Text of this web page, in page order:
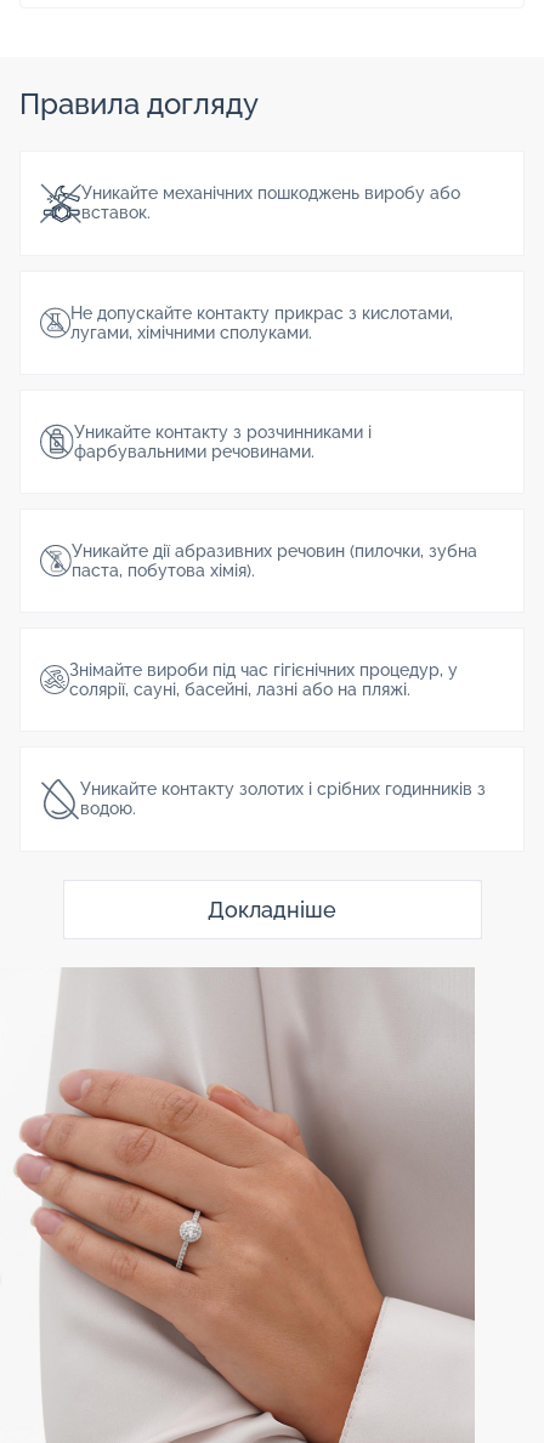
Правила догляду
Уникайте механічних пошкоджень виробу або
вставок.
Не допускайте контакту прикрас з кислотами,
лугами, хімічними сполуками.
Уникайте контакту з розчинниками і
фарбувальними речовинами.
Уникайте дії абразивних речовин (пилочки, зубна
паста, побутова хімія).
Знімайте вироби під час гігієнічних процедур, у
солярії, сауні, басейні, лазні або на пляжі.
Уникайте контакту золотих і срібних годинників з
водою.
Докладніше